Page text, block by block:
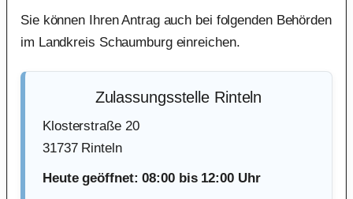
Sie können Ihren Antrag auch bei folgenden Behörden
im Landkreis Schaumburg einreichen.
Zulassungsstelle Rinteln
Klosterstraße 20
31737 Rinteln
Heute geöffnet: 08:00 bis 12:00 Uhr